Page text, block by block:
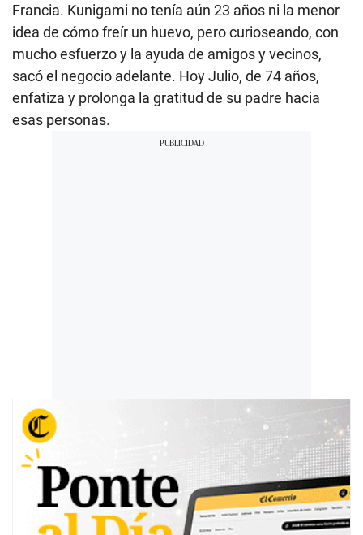
Francia. Kunigami no tenía aún 23 años ni la menor
idea de cómo freír un huevo, pero curioseando, con
mucho esfuerzo y la ayuda de amigos y vecinos,
sacó el negocio adelante. Hoy Julio, de 74 años,
enfatiza y prolonga la gratitud de su padre hacia
esas personas.